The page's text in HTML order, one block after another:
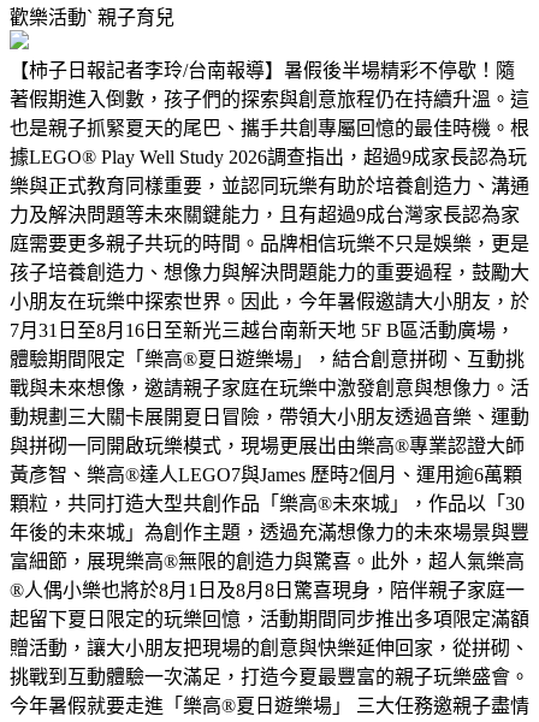
歡樂活動ˋ 親子育兒
【柿子日報記者李玲/台南報導】暑假後半場精彩不停歇！隨
著假期進入倒數，孩子們的探索與創意旅程仍在持續升溫。這
也是親子抓緊夏天的尾巴、攜手共創專屬回憶的最佳時機。根
據LEGO® Play Well Study 2026調查指出，超過9成家長認為玩
樂與正式教育同樣重要，並認同玩樂有助於培養創造力、溝通
力及解決問題等未來關鍵能力，且有超過9成台灣家長認為家
庭需要更多親子共玩的時間。品牌相信玩樂不只是娛樂，更是
孩子培養創造力、想像力與解決問題能力的重要過程，鼓勵大
小朋友在玩樂中探索世界。因此，今年暑假邀請大小朋友，於
7月31日至8月16日至新光三越台南新天地 5F B區活動廣場，
體驗期間限定「樂高®夏日遊樂場」，結合創意拼砌、互動挑
戰與未來想像，邀請親子家庭在玩樂中激發創意與想像力。活
動規劃三大關卡展開夏日冒險，帶領大小朋友透過音樂、運動
與拼砌一同開啟玩樂模式，現場更展出由樂高®專業認證大師
黃彥智、樂高®達人LEGO7與James 歷時2個月、運用逾6萬顆
顆粒，共同打造大型共創作品「樂高®未來城」，作品以「30
年後的未來城」為創作主題，透過充滿想像力的未來場景與豐
富細節，展現樂高®無限的創造力與驚喜。此外，超人氣樂高
®人偶小樂也將於8月1日及8月8日驚喜現身，陪伴親子家庭一
起留下夏日限定的玩樂回憶，活動期間同步推出多項限定滿額
贈活動，讓大小朋友把現場的創意與快樂延伸回家，從拼砌、
挑戰到互動體驗一次滿足，打造今夏最豐富的親子玩樂盛會。
今年暑假就要走進「樂高®夏日遊樂場」 三大任務邀親子盡情